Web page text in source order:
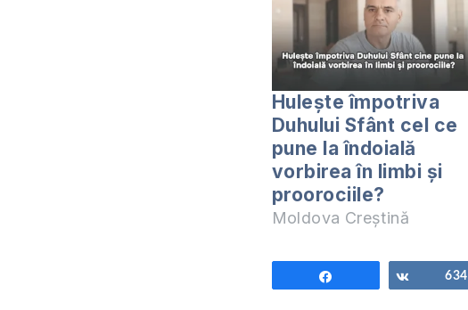
Hulește împotriva
Duhului Sfânt cel ce
pune la îndoială
vorbirea în limbi și
proorociile?
Moldova Creștină
Share634